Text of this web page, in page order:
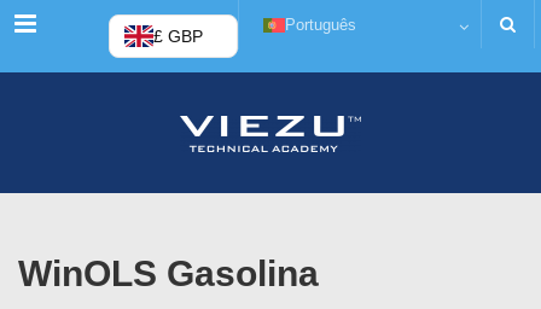
Cardápio £ GBP
Português
WinOLS Gasolina